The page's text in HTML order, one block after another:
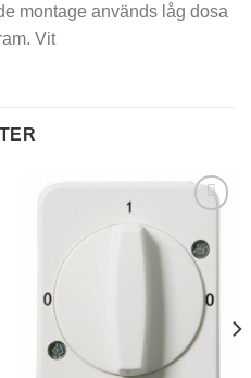
montage används låg dosa
Vit